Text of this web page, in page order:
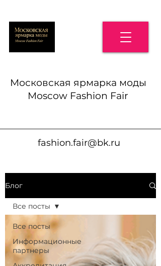
Московская ярмарка моды
Moscow Fashion Fair
fashion.fair@bk.ru
Блог
Все посты
Информационные
партнеры
Все посты